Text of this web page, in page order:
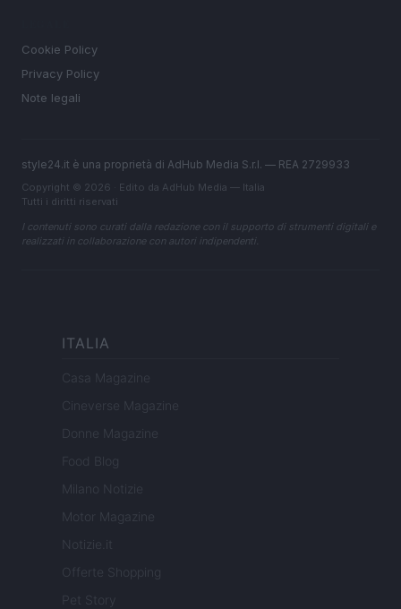
Cookie Policy
Privacy Policy
Note legali
style24.it è una proprietà di AdHub Media S.r.l. — REA 2729933
Copyright © 2026 · Edito da AdHub Media — Italia
Tutti i diritti riservati
I contenuti sono curati dalla redazione con il supporto di strumenti digitali e
realizzati in collaborazione con autori indipendenti.
ITALIA
Casa Magazine
Cineverse Magazine
Donne Magazine
Food Blog
Milano Notizie
Motor Magazine
Notizie.it
Offerte Shopping
Pet Story